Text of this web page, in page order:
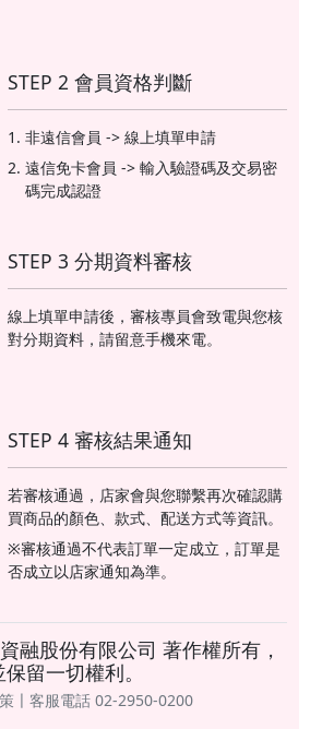
STEP 2 會員資格判斷
非遠信會員 -> 線上填單申請
遠信免卡會員 -> 輸入驗證碼及交易密
碼完成認證
STEP 3 分期資料審核
線上填單申請後，審核專員會致電與您核
對分期資料，請留意手機來電。
STEP 4 審核結果通知
若審核通過，店家會與您聯繫再次確認購
買商品的顏色、款式、配送方式等資訊。
※審核通過不代表訂單一定成立，訂單是
否成立以店家通知為準。
融股份有限公司 著作權所有，
保留一切權利。
〡客服電話 02-2950-0200